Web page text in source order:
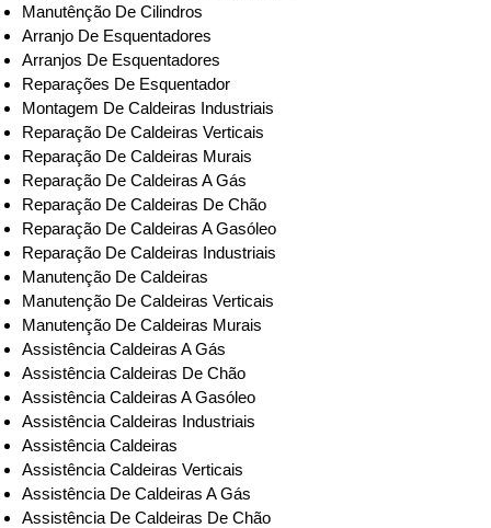
Manutênção De Cilindros
Arranjo De Esquentadores
Arranjos De Esquentadores
Reparações De Esquentador
Montagem De Caldeiras Industriais
Reparação De Caldeiras Verticais
Reparação De Caldeiras Murais
Reparação De Caldeiras A Gás
Reparação De Caldeiras De Chão
Reparação De Caldeiras A Gasóleo
Reparação De Caldeiras Industriais
Manutenção De Caldeiras
Manutenção De Caldeiras Verticais
Manutenção De Caldeiras Murais
Assistência Caldeiras A Gás
Assistência Caldeiras De Chão
Assistência Caldeiras A Gasóleo
Assistência Caldeiras Industriais
Assistência Caldeiras
Assistência Caldeiras Verticais
Assistência De Caldeiras A Gás
Assistência De Caldeiras De Chão